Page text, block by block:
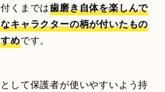
くまでは歯磨き自体を楽しんで
キャラクターの柄が付いたもの
めです。
して保護者が使いやすいよう持